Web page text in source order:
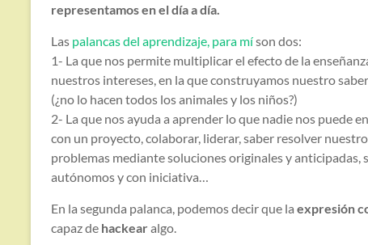
representamos en el día a día.
Las palancas del aprendizaje, para míson dos:
1- La que nos permite multiplicar el efecto de la
nuestros intereses, en la que construyamos nuestro
(¿no lo hacen todos los animales y los niños?)
2- La que nos ayuda a aprender lo que nadie nos puede
con un proyecto, colaborar, liderar, saber resolver
problemas mediante soluciones originales y
autónomos y con iniciativa…
En la segunda palanca, podemos decir que la expresión
capaz de hackearalgo.